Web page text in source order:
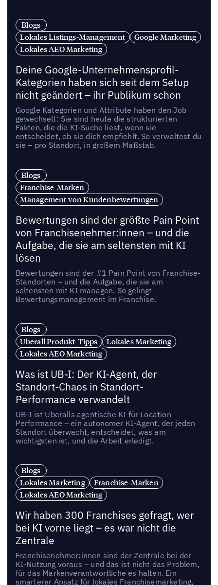
Blogs
Lokales Listings-Management
Google Marketing
Lokales AEO Marketing
Deine Google-Unternehmensprofil-
Kategorien haben sich seit dem Setup
nicht geändert – ihr Publikum schon
Google Kategorien und Attribute haben den Job
gewechselt: Sie sind heute die strukturierten
Fakten, die die KI-Suche liest, wenn sie
entscheidet, ob sie dich empfiehlt. So verwaltest du
sie – pro Standort, in großem Maßstab.
Blogs
Franchise-Marken
Management von Kundenbewertungen
Bewertungen sind der größte Pain Point
von Franchisenehmer:innen – und die
Aufgabe, die sie am seltensten mit KI
lösen
Bewertungen sind der #1 Pain Point von Franchise-
Standorten – und die Aufgabe, die sie am
seltensten mit KI managen. So gelingt
Bewertungsmanagement im Franchise.
Blogs
Uberall Produkt-Tipps
Lokales Marketing
Lokales AEO Marketing
Was ist UB-I: Der KI-Agent, der
Standort-Chaos in Standort-
Performance verwandelt
UB-I ist Uberalls agentische KI für Location
Performance – ein autonomer KI-Agent, der jeden
Standort überwacht, entscheidet, was am
wichtigsten ist, und die Arbeit erledigt.
Blogs
Lokales Marketing
Franchise-Marken
Lokales AEO Marketing
Wir haben 300 Franchises gefragt, wer
bei KI vorne liegt – es war nicht die
Zentrale
Franchisenehmer:innen sind der Zentrale bei der
KI-Nutzung voraus – und das ist nicht das Problem,
für das Markenverantwortliche es halten. Ein
smarterer Ansatz für lokales Franchisemarketing,